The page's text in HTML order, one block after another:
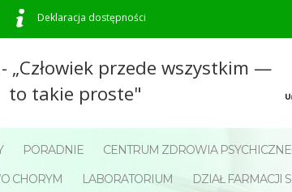
Deklaracja dostępności
„Człowiek przede wszystkim —
to takie proste"
PORADNIE CENTRUM ZDROWIA
CHORYM
LABORATORIUM DZIAŁ FARMACJI